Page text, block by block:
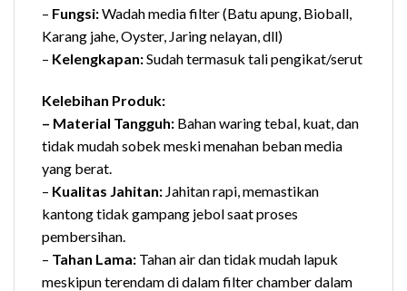
– Fungsi:Wadah media filter (Batu apung, Bioball,
Karang jahe, Oyster, Jaring nelayan, dll)
– Kelengkapan:Sudah termasuk tali pengikat/serut
Kelebihan Produk:
– Material Tangguh: Bahan waring tebal, kuat, dan
tidak mudah sobek meski menahan beban media
yang berat.
– Kualitas Jahitan: Jahitan rapi, memastikan
kantong tidak gampang jebol saat proses
pembersihan.
– Tahan Lama: Tahan air dan tidak mudah lapuk
meskipun terendam di dalam filter chamber dalam